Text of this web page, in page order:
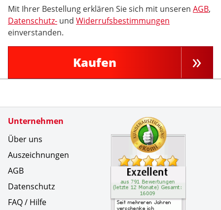
Mit Ihrer Bestellung erklären Sie sich mit unseren AGB,
Datenschutz- und Widerrufsbestimmungen
einverstanden.
Kaufen
Unternehmen
Über uns
Auszeichnungen
AGB
Datenschutz
FAQ / Hilfe
Zertifikate